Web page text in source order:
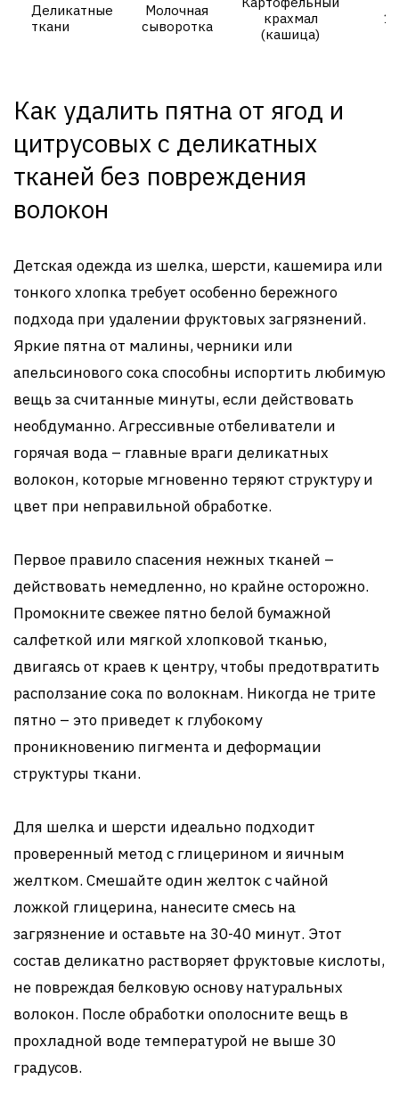
Деликатные
ткани
Молочная
сыворотка
крахмал
(кашица)
1
Как удалить пятна от ягод и
цитрусовых с деликатных
тканей без повреждения
волокон
Детская одежда из шелка, шерсти, кашемира или
тонкого хлопка требует особенно бережного
подхода при удалении фруктовых загрязнений.
Яркие пятна от малины, черники или
апельсинового сока способны испортить любимую
вещь за считанные минуты, если действовать
необдуманно. Агрессивные отбеливатели и
горячая вода – главные враги деликатных
волокон, которые мгновенно теряют структуру и
цвет при неправильной обработке.
Первое правило спасения нежных тканей –
действовать немедленно, но крайне осторожно.
Промокните свежее пятно белой бумажной
салфеткой или мягкой хлопковой тканью,
двигаясь от краев к центру, чтобы предотвратить
расползание сока по волокнам. Никогда не трите
пятно – это приведет к глубокому
проникновению пигмента и деформации
структуры ткани.
Для шелка и шерсти идеально подходит
проверенный метод с глицерином и яичным
желтком. Смешайте один желток с чайной
ложкой глицерина, нанесите смесь на
загрязнение и оставьте на 30-40 минут. Этот
состав деликатно растворяет фруктовые кислоты,
не повреждая белковую основу натуральных
волокон. После обработки ополосните вещь в
прохладной воде температурой не выше 30
градусов.